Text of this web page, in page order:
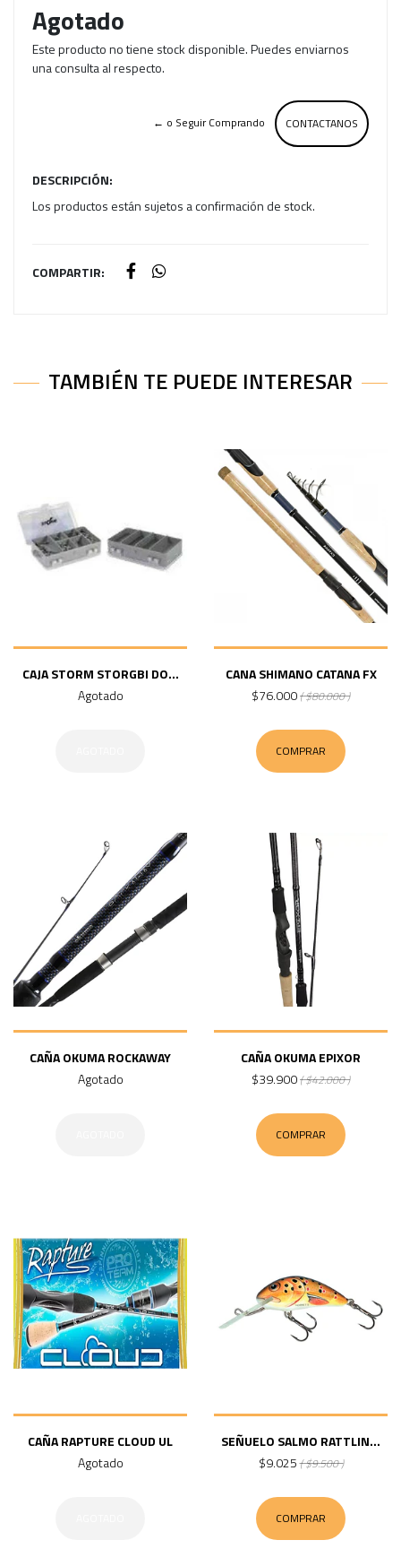
Agotado
Este producto no tiene stock disponible. Puedes enviarnos
una consulta al respecto.
CONTACTANOS
← o Seguir Comprando
DESCRIPCIÓN:
Los productos están sujetos a confirmación de stock.
COMPARTIR:
TAMBIÉN TE PUEDE INTERESAR
CAJA STORM STORGBI DO...
Agotado
CANA SHIMANO CATANA FX
$76.000( $80.000 )
COMPRAR
CAÑA OKUMA ROCKAWAY
Agotado
CAÑA OKUMA EPIXOR
$39.900( $42.000 )
COMPRAR
CAÑA RAPTURE CLOUD UL
Agotado
SEÑUELO SALMO RATTLIN...
$9.025( $9.500 )
COMPRAR